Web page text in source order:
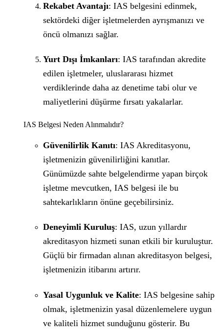
Rekabet Avantajı: IAS belgesini edinmek,
sektördeki diğer işletmelerden ayrışmanızı ve
öncü olmanızı sağlar.
Yurt Dışı İmkanları: IAS tarafından akredite
edilen işletmeler, uluslararası hizmet
verdiklerinde daha az denetime tabi olur ve
maliyetlerini düşürme fırsatı yakalarlar.
IAS Belgesi Neden Alınmalıdır?
Güvenilirlik Kanıtı: IAS Akreditasyonu,
işletmenizin güvenilirliğini kanıtlar.
Günümüzde sahte belgelendirme yapan birçok
işletme mevcutken, IAS belgesi ile bu
sahtekarlıkların önüne geçebilirsiniz.
Deneyimli Kuruluş: IAS, uzun yıllardır
akreditasyon hizmeti sunan etkili bir kuruluştur.
Güçlü bir firmadan alınan akreditasyon belgesi,
işletmenizin itibarını artırır.
Yasal Uygunluk ve Kalite: IAS belgesine sahip
olmak, işletmenizin yasal düzenlemelere uygun
ve kaliteli hizmet sunduğunu gösterir. Bu